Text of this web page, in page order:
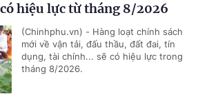
hiệu lực từ tháng 8/2026
(Chinhphu.vn) - Hàng loạt chính sách
mới về vận tải, đấu thầu, đất đai, tín
dụng, tài chính... sẽ có hiệu lực trong
tháng 8/2026.